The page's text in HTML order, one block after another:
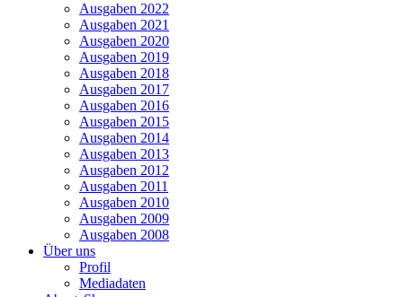
Ausgaben 2022
Ausgaben 2021
Ausgaben 2020
Ausgaben 2019
Ausgaben 2018
Ausgaben 2017
Ausgaben 2016
Ausgaben 2015
Ausgaben 2014
Ausgaben 2013
Ausgaben 2012
Ausgaben 2011
Ausgaben 2010
Ausgaben 2009
Ausgaben 2008
Über uns
Profil
Mediadaten